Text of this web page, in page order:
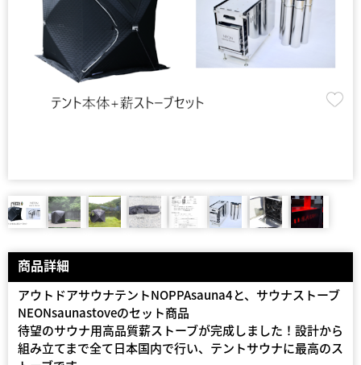
商品詳細
アウトドアサウナテントNOPPAsauna4と、サウナストーブ
NEONsaunastoveのセット商品
待望のサウナ用高品質薪ストーブが完成しました！設計から
組み立てまで全て日本国内で行い、テントサウナに最高のス